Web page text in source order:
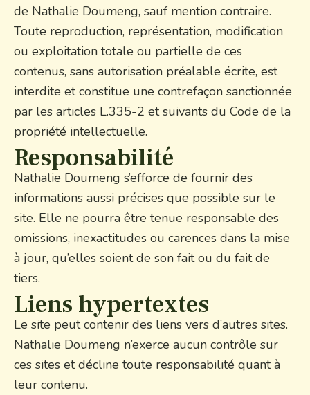
de Nathalie Doumeng, sauf mention contraire.
Toute reproduction, représentation, modification
ou exploitation totale ou partielle de ces
contenus, sans autorisation préalable écrite, est
interdite et constitue une contrefaçon sanctionnée
par les articles L.335-2 et suivants du Code de la
propriété intellectuelle.
Responsabilité
Nathalie Doumeng s’efforce de fournir des
informations aussi précises que possible sur le
site. Elle ne pourra être tenue responsable des
omissions, inexactitudes ou carences dans la mise
à jour, qu’elles soient de son fait ou du fait de
tiers.
Liens hypertextes
Le site peut contenir des liens vers d’autres sites.
Nathalie Doumeng n’exerce aucun contrôle sur
ces sites et décline toute responsabilité quant à
leur contenu.